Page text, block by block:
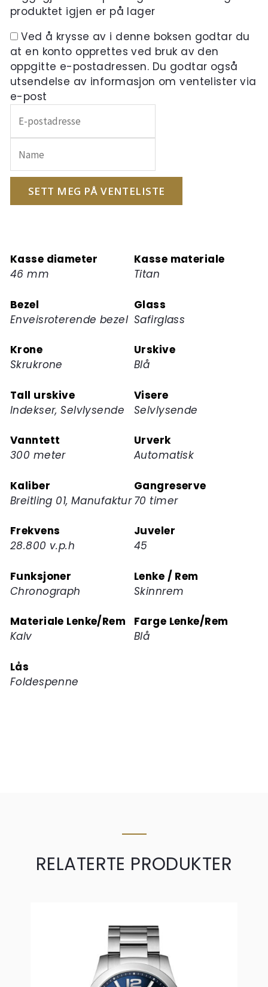
produktet igjen er på lager
Ved å krysse av i denne boksen godtar du
at en konto opprettes ved bruk av den
oppgitte e-postadressen. Du godtar også
utsendelse av informasjon om ventelister via
e-post
inn
e-
postadressen
din
ventelisten
for
produktet
SETT MEG PÅ VENTELISTE
Kasse diameter
46 mm
Kasse materiale
Titan
Bezel
Enveisroterende bezel
Glass
Safirglass
Krone
Skrukrone
Urskive
Blå
Tall urskive
Indekser, Selvlysende
Visere
Selvlysende
Vanntett
300 meter
Urverk
Automatisk
Kaliber
Breitling 01, Manufaktur
Gangreserve
70 timer
Frekvens
28.800 v.p.h
Juveler
45
Funksjoner
Chronograph
Lenke / Rem
Skinnrem
Materiale Lenke/Rem
Kalv
Farge Lenke/Rem
Blå
Lås
Foldespenne
RELATERTE PRODUKTER